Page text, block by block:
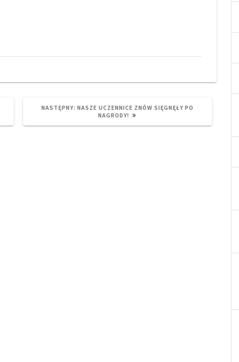
NASTĘPNY: NEXT
NASZE UCZENNICE ZNÓW SIĘGNĘŁY PO
NAGRODY!